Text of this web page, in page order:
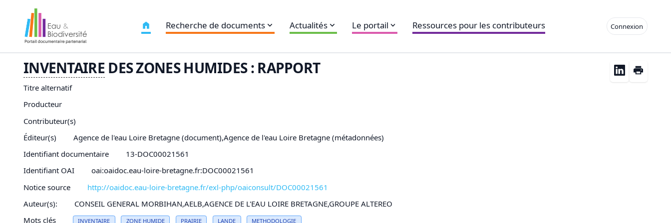
Connexion
Recherche de documents Actualités Le portail Ressources pour les contributeurs
INVENTAIRE DES ZONES HUMIDES : RAPPORT
Titre alternatif
Producteur
Contributeur(s)
Éditeur(s)
Agence de l'eau Loire Bretagne (document),Agence de l'eau Loire Bretagne (métadonnées)
Identifiant documentaire
13-DOC00021561
Identifiant OAI
oai:oaidoc.eau-loire-bretagne.fr:DOC00021561
Notice source
http://oaidoc.eau-loire-bretagne.fr/exl-php/oaiconsult/DOC00021561
Auteur(s):
CONSEIL GENERAL MORBIHAN,AELB,AGENCE DE L'EAU LOIRE BRETAGNE,GROUPE ALTEREO
Mots clés
INVENTAIRE ZONE HUMIDE PRAIRIE LANDE METHODOLOGIE